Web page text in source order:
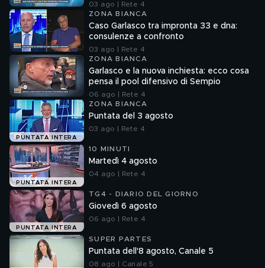
03 ago | Rete 4
ZONA BIANCA
Caso Garlasco tra impronta 33 e dna:
consulenze a confronto
03 ago | Rete 4
ZONA BIANCA
Garlasco e la nuova inchiesta: ecco cosa
pensa il pool difensivo di Sempio
06 ago | Rete 4
PUNTATA INTERA
ZONA BIANCA
Puntata del 3 agosto
03 ago | Rete 4
PUNTATA INTERA
10 MINUTI
Martedì 4 agosto
04 ago | Rete 4
PUNTATA INTERA
TG4 - DIARIO DEL GIORNO
Giovedì 6 agosto
06 ago | Rete 4
SUPER PARTES
Puntata dell'8 agosto, Canale 5
08 ago | Canale 5